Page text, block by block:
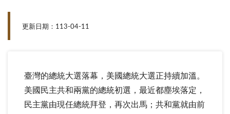
更新日期：113-04-11
臺灣的總統大選落幕，美國總統大選正持續加溫。
美國民主共和兩黨的總統初選，最近都塵埃落定，
民主黨由現任總統拜登，再次出馬；共和黨就由前